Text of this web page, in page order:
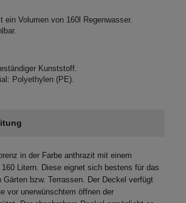
ein Volumen von 160l Regenwasser.
Kunststoff.
Polyethylen (PE).
in der Farbe anthrazit mit einem
Litern. Diese eignet sich bestens für das
Gärten bzw. Terrassen. Der Deckel verfügt
vor unerwünschtem öffnen der